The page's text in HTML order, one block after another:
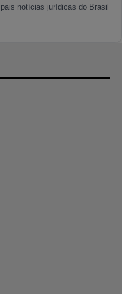
notícias jurídicas do Brasil